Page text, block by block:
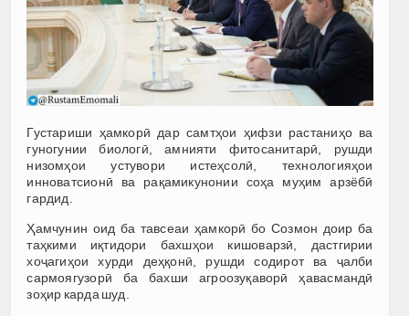
Густариши ҳамкорӣ дар самтҳои ҳифзи растаниҳо ва
гуногунии биологӣ, амнияти фитосанитарӣ, рушди
низомҳои устувори истеҳсолӣ, технологияҳои
инноватсионӣ ва рақамикунонии соҳа муҳим арзёбӣ
гардид.
Ҳамчунин оид ба тавсеаи ҳамкорӣ бо Созмон доир ба
таҳкими иқтидори бахшҳои кишоварзӣ, дастгирии
хоҷагиҳои хурди деҳқонӣ, рушди содирот ва ҷалби
сармоягузорӣ ба бахши агроозуқаворӣ ҳавасмандӣ
зоҳир карда шуд.